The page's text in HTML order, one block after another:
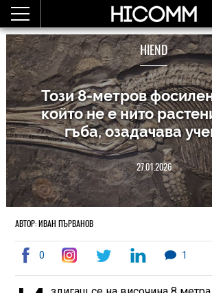
HIEND
Този 8-метров фосилен
който не е нито
гъба, озадачава
27.01.2026
АВТОР: ИВАН ПЪРВАНОВ
0 1